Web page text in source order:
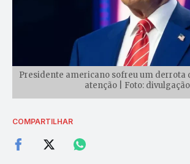
Presidente americano sofreu um derrota
atenção | Foto: divulgação
COMPARTILHAR